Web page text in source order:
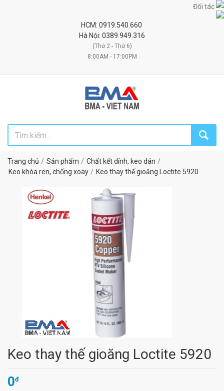
Đối tác uy tín
HCM: 0919.540.660
Hà Nội: 0389.949.316
(Thứ 2 - Thứ 6)
8:00AM - 17:00PM
Trang chủ Sản phẩm
Chất kết dính, keo dán
Keo khóa ren, chống xoay
Keo thay thế gioăng Loctite 5920
Keo thay thế gioăng Loctite 5920
0đ